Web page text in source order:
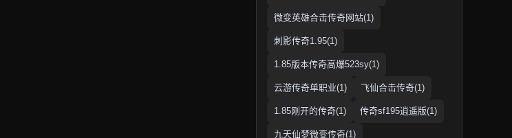
微变英雄合击传奇网站(1)
刺影传奇1.95(1)
1.85版本传奇高爆523sy(1)
云游传奇单职业(1) 飞仙合击传奇(1)
1.85刚开的传奇(1) 传奇sf195逍遥版(1)
九天仙梦微变传奇(1)